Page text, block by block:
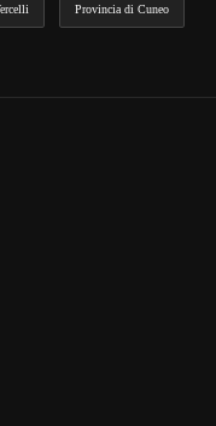
Provincia di Cuneo